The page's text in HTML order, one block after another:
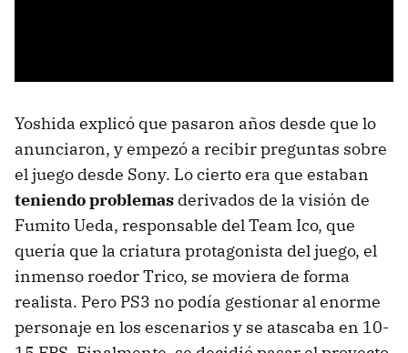
Yoshida explicó que pasaron años desde que lo
anunciaron, y empezó a recibir preguntas sobre
el juego desde Sony. Lo cierto era que estaban
teniendo problemas derivados de la visión de
Fumito Ueda, responsable del Team Ico, que
quería que la criatura protagonista del juego, el
inmenso roedor Trico, se moviera de forma
realista. Pero PS3 no podía gestionar al enorme
personaje en los escenarios y se atascaba en 10-